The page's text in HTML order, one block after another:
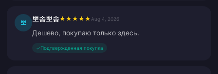
뽀 뽀송뽀송★ ★ ★ ★ ★ Aug 4, 2026
Дешево, покупаю только здесь.
✓Подтвержденная покупка